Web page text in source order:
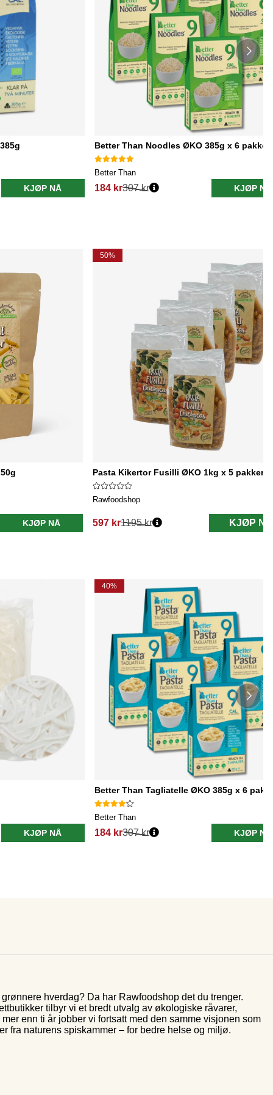
KJØP NÅ
Better Than Noodles ØKO 385g x 6 pakker
Better Than
184 kr307 kr KJØP NÅ
KJØP NÅ
50%
Pasta Kikertor Fusilli ØKO 1kg x 5 pakker
Rawfoodshop
597 kr
Vanlig pris:
1195 kr KJØP NÅ
KJØP NÅ
40%
Better Than Tagliatelle ØKO 385g x 6
Better Than
184 kr307 kr KJØP NÅ
hverdag? Da har Rawfoodshop det du trenger.
tilbyr vi et bredt utvalg av økologiske råvarer,
enn ti år jobber vi fortsatt med den samme visjonen som
fra naturens spiskammer – for bedre helse og miljø.